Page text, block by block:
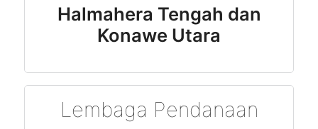
Halmahera Tengah dan
Konawe Utara
Lembaga Pendanaan